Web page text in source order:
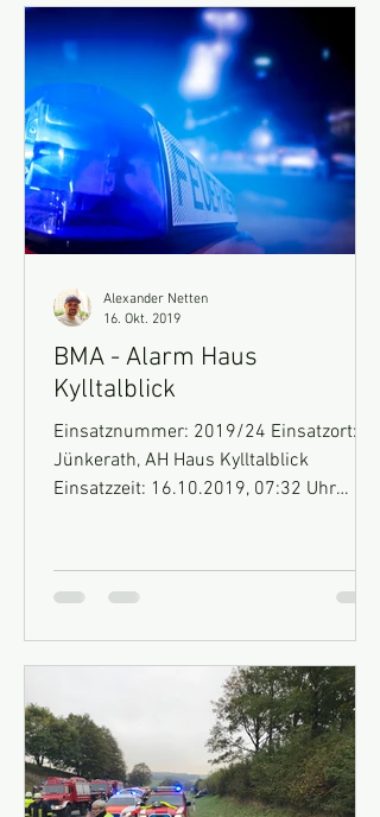
BMA - Alarm Haus
Kylltalblick
Einsatznummer: 2019/24 Einsatzort:
Jünkerath, AH Haus Kylltalblick
Einsatzzeit: 16.10.2019, 07:32 Uhr
Alexander Netten
16. Okt. 2019